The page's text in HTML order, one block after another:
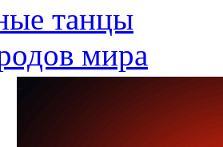
танцы
мира